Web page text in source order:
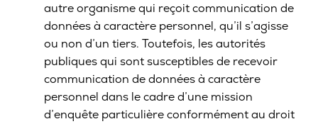
autre organisme qui reçoit communication de
données à caractère personnel, qu’il s’agisse
ou non d’un tiers. Toutefois, les autorités
publiques qui sont susceptibles de recevoir
communication de données à caractère
personnel dans le cadre d’une mission
d’enquête particulière conformément au droit